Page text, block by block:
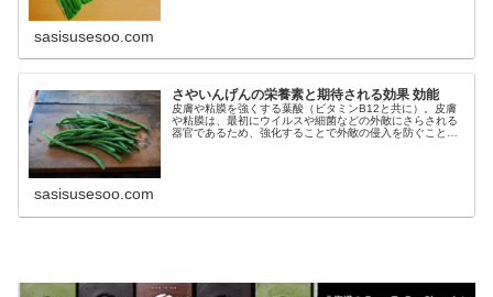
sasisusesoo.com
さやいんげんの栄養素と期待される効果 効能
皮膚や粘膜を強くする葉酸（ビタミンB12と共に）。皮膚
や粘膜は、最初にウイルスや細菌などの外敵にさらされる
器官であるため、強化することで外敵の侵入を防ぐことが
sasisusesoo.com